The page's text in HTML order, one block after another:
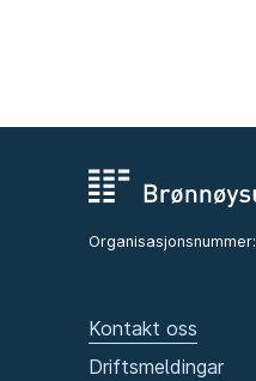
Organisasjonsnummer:
Kontakt oss
Driftsmeldingar